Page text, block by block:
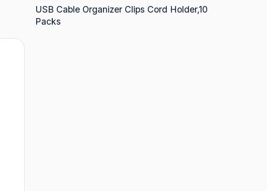
USB Cable Organizer Clips Cord Holder,10
Packs